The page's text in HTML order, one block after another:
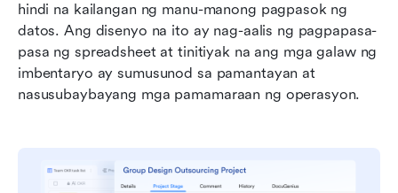
hindi na kailangan ng manu-manong pagpasok ng
datos. Ang disenyo na ito ay nag-aalis ng pagpapasa-
pasa ng spreadsheet at tinitiyak na ang mga galaw ng
imbentaryo ay sumusunod sa pamantayan at
nasusubaybayang mga pamamaraan ng operasyon.